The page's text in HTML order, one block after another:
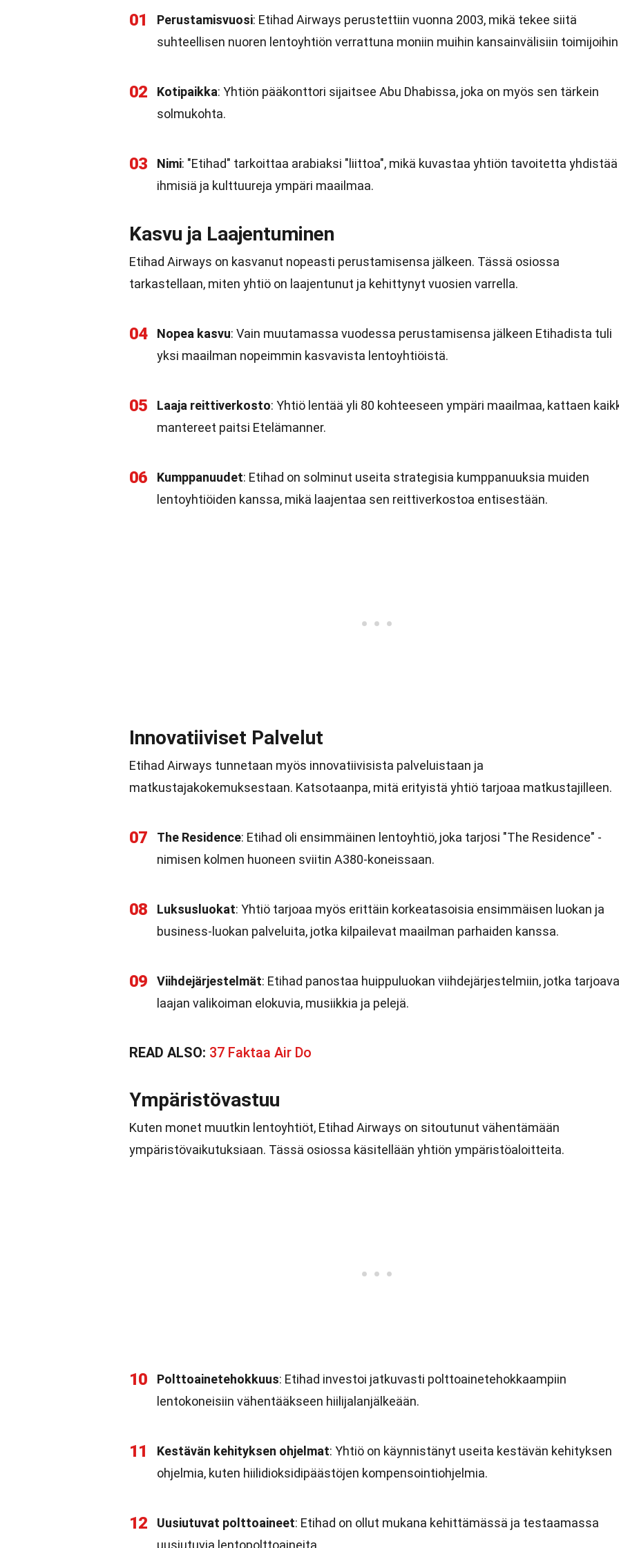
01 Perustamisvuosi: Etihad Airways perustettiin vuonna 2003, mikä tekee siitä
suhteellisen nuoren lentoyhtiön verrattuna moniin muihin kansainvälisiin
02 Kotipaikka: Yhtiön pääkonttori sijaitsee Abu Dhabissa, joka on myös sen tärkein
solmukohta.
03 Nimi: "Etihad" tarkoittaa arabiaksi "liittoa", mikä kuvastaa yhtiön tavoitetta yhdistää
ihmisiä ja kulttuureja ympäri maailmaa.
Kasvu ja Laajentuminen
Etihad Airways on kasvanut nopeasti perustamisensa jälkeen. Tässä osiossa
tarkastellaan, miten yhtiö on laajentunut ja kehittynyt vuosien varrella.
04 Nopea kasvu: Vain muutamassa vuodessa perustamisensa jälkeen Etihadista tuli
yksi maailman nopeimmin kasvavista lentoyhtiöistä.
05 Laaja reittiverkosto: Yhtiö lentää yli 80 kohteeseen ympäri maailmaa, kattaen
mantereet paitsi Etelämanner.
06 Kumppanuudet: Etihad on solminut useita strategisia kumppanuuksia muiden
lentoyhtiöiden kanssa, mikä laajentaa sen reittiverkostoa entisestään.
Innovatiiviset Palvelut
Etihad Airways tunnetaan myös innovatiivisista palveluistaan ja
matkustajakokemuksestaan. Katsotaanpa, mitä erityistä yhtiö tarjoaa matkustajilleen.
07 The Residence: Etihad oli ensimmäinen lentoyhtiö, joka tarjosi "The Residence" -
nimisen kolmen huoneen sviitin A380-koneissaan.
08 Luksusluokat: Yhtiö tarjoaa myös erittäin korkeatasoisia ensimmäisen luokan ja
business-luokan palveluita, jotka kilpailevat maailman parhaiden kanssa.
09 Viihdejärjestelmät: Etihad panostaa huippuluokan viihdejärjestelmiin, jotka
laajan valikoiman elokuvia, musiikkia ja pelejä.
READ ALSO: 37 Faktaa Air Do
Ympäristövastuu
Kuten monet muutkin lentoyhtiöt, Etihad Airways on sitoutunut vähentämään
ympäristövaikutuksiaan. Tässä osiossa käsitellään yhtiön ympäristöaloitteita.
10 Polttoainetehokkuus: Etihad investoi jatkuvasti polttoainetehokkaampiin
lentokoneisiin vähentääkseen hiilijalanjälkeään.
11 Kestävän kehityksen ohjelmat: Yhtiö on käynnistänyt useita kestävän kehityksen
ohjelmia, kuten hiilidioksidipäästöjen kompensointiohjelmia.
12 Uusiutuvat polttoaineet: Etihad on ollut mukana kehittämässä ja testaamassa
uusiutuvia lentopolttoaineita.